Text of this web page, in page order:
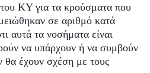
ΚΥ για τα κρούσματα που
σε αριθμό κατά
αυτά τα νοσήματα είναι
να υπάρχουν ή να συμβούν
θα έχουν σχέση με τους